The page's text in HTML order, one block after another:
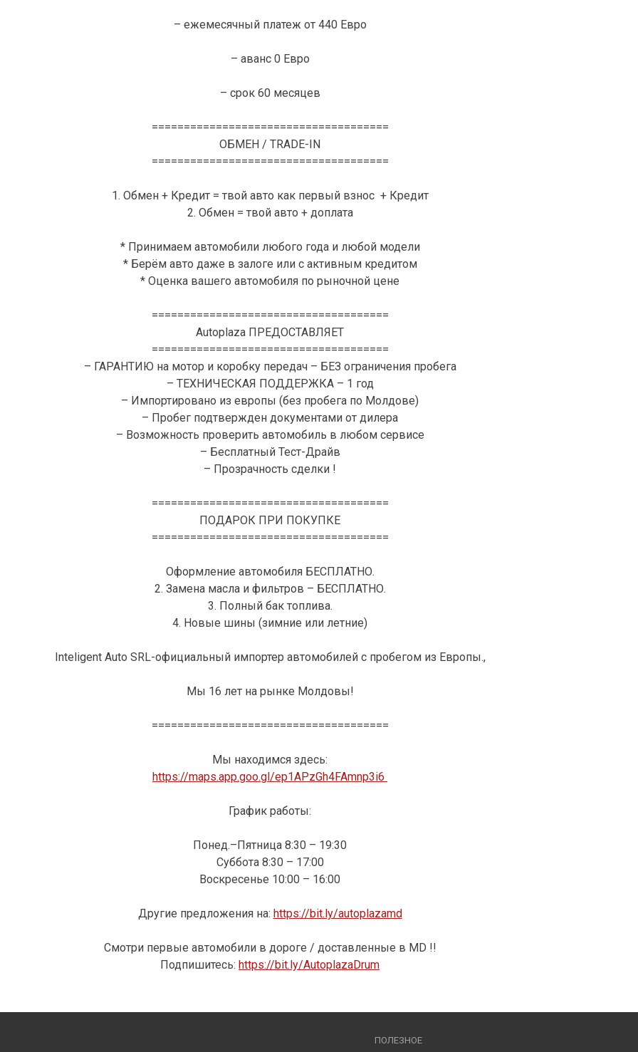
– ежемесячный платеж от 440 Евро
– аванс 0 Евро
– срок 60 месяцев
=====================================
ОБМЕН / TRADE-IN
=====================================
1. Обмен + Кредит = твой авто как первый взнос + Кредит
2. Обмен = твой авто + доплата
* Принимаем автомобили любого года и любой модели
* Берём авто даже в залоге или с активным кредитом
* Оценка вашего автомобиля по рыночной цене
=====================================
Autoplaza ПРЕДОСТАВЛЯЕТ
=====================================
– ГАРАНТИЮ на мотор и коробку передач – БЕЗ ограничения пробега
– ТЕХНИЧЕСКАЯ ПОДДЕРЖКА – 1 год
– Импортировано из европы (без пробега по Молдове)
– Пробег подтвержден документами от дилера
– Возможность проверить автомобиль в любом сервисе
– Бесплатный Тест-Драйв
– Прозрачность сделки !
=====================================
ПОДАРОК ПРИ ПОКУПКЕ
=====================================
Оформление автомобиля БЕСПЛАТНО.
2. Замена масла и фильтров – БЕСПЛАТНО.
3. Полный бак топлива.
4. Новые шины (зимние или летние)
Inteligent Auto SRL-официальный импортер автомобилей с пробегом из Европы.,
Мы 16 лет на рынке Молдовы!
=====================================
Мы находимся здесь:
https://maps.app.goo.gl/ep1APzGh4FAmnp3i6
График работы:
Понед.–Пятница 8:30 – 19:30
Суббота 8:30 – 17:00
Воскресенье 10:00 – 16:00
Другие предложения на: https://bit.ly/autoplazamd
Смотри первые автомобили в дороге / доставленные в MD !!
Подпишитесь: https://bit.ly/AutoplazaDrum
ПОЛЕЗНОЕ